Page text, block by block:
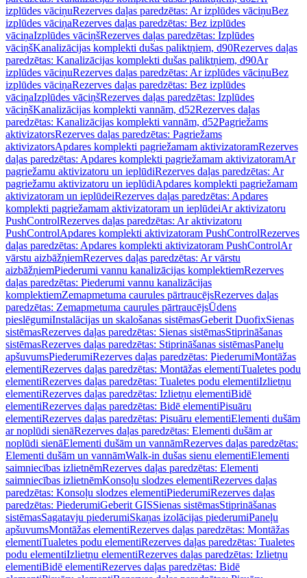
izplūdes vāciņuRezerves daļas paredzētas: Ar izplūdes vāciņuBez
izplūdes vāciņaRezerves daļas paredzētas: Bez izplūdes
vāciņaIzplūdes vāciņšRezerves daļas paredzētas: Izplūdes
vāciņšKanalizācijas komplekti dušas paliktņiem, d90Rezerves daļas
paredzētas: Kanalizācijas komplekti dušas paliktņiem, d90Ar
izplūdes vāciņuRezerves daļas paredzētas: Ar izplūdes vāciņuBez
izplūdes vāciņaRezerves daļas paredzētas: Bez izplūdes
vāciņaIzplūdes vāciņšRezerves daļas paredzētas: Izplūdes
vāciņšKanalizācijas komplekti vannām, d52Rezerves daļas
paredzētas: Kanalizācijas komplekti vannām, d52Pagriežams
aktivizatorsRezerves daļas paredzētas: Pagriežams
aktivizatorsApdares komplekti pagriežamam aktivizatoramRezerves
daļas paredzētas: Apdares komplekti pagriežamam aktivizatoramAr
pagriežamu aktivizatoru un ieplūdiRezerves daļas paredzētas: Ar
pagriežamu aktivizatoru un ieplūdiApdares komplekti pagriežamam
aktivizatoram un ieplūdeiRezerves daļas paredzētas: Apdares
komplekti pagriežamam aktivizatoram un ieplūdeiAr aktivizatoru
PushControlRezerves daļas paredzētas: Ar aktivizatoru
PushControlApdares komplekti aktivizatoram PushControlRezerves
daļas paredzētas: Apdares komplekti aktivizatoram PushControlAr
vārstu aizbāžņiemRezerves daļas paredzētas: Ar vārstu
aizbāžņiemPiederumi vannu kanalizācijas komplektiemRezerves
daļas paredzētas: Piederumi vannu kanalizācijas
komplektiemZemapmetuma caurules pārtraucējsRezerves daļas
paredzētas: Zemapmetuma caurules pārtraucējsŪdens
pieslēgumiInstalācijas un skalošanas sistēmasGeberit DuofixSienas
sistēmasRezerves daļas paredzētas: Sienas sistēmasStiprināšanas
sistēmasRezerves daļas paredzētas: Stiprināšanas sistēmasPaneļu
apšuvumsPiederumiRezerves daļas paredzētas: PiederumiMontāžas
elementiRezerves daļas paredzētas: Montāžas elementiTualetes podu
elementiRezerves daļas paredzētas: Tualetes podu elementiIzlietņu
elementiRezerves daļas paredzētas: Izlietņu elementiBidē
elementiRezerves daļas paredzētas: Bidē elementiPisuāru
elementiRezerves daļas paredzētas: Pisuāru elementiElementi dušām
ar noplūdi sienāRezerves daļas paredzētas: Elementi dušām ar
noplūdi sienāElementi dušām un vannāmRezerves daļas paredzētas:
Elementi dušām un vannāmWalk-in dušas sienu elementiElementi
saimniecības izlietnēmRezerves daļas paredzētas: Elementi
saimniecības izlietnēmKonsoļu slodzes elementiRezerves daļas
paredzētas: Konsoļu slodzes elementiPiederumiRezerves daļas
paredzētas: PiederumiGeberit GISSienas sistēmasStiprināšanas
sistēmasSagatavju piederumiSkaņas izolācijas piederumiPaneļu
apšuvumsMontāžas elementiRezerves daļas paredzētas: Montāžas
elementiTualetes podu elementiRezerves daļas paredzētas: Tualetes
podu elementiIzlietņu elementiRezerves daļas paredzētas: Izlietņu
elementiBidē elementiRezerves daļas paredzētas: Bidē